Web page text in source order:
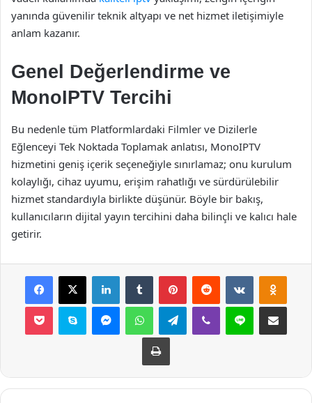
yanında güvenilir teknik altyapı ve net hizmet iletişimiyle
anlam kazanır.
Genel Değerlendirme ve
MonoIPTV Tercihi
Bu nedenle tüm Platformlardaki Filmler ve Dizilerle
Eğlenceyi Tek Noktada Toplamak anlatısı, MonoIPTV
hizmetini geniş içerik seçeneğiyle sınırlamaz; onu kurulum
kolaylığı, cihaz uyumu, erişim rahatlığı ve sürdürülebilir
hizmet standardıyla birlikte düşünür. Böyle bir bakış,
kullanıcıların dijital yayın tercihini daha bilinçli ve kalıcı hale
getirir.
Facebook
X LinkedInTumblr PinterestReddit VKontakte
Pocket Skype MessengerWhatsAppTelegramViber Line E-Posta ile
Yazdır